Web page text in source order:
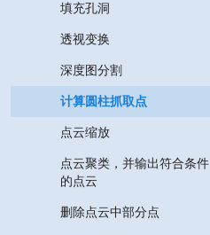
填充孔洞
透视变换
深度图分割
计算圆柱抓取点
点云缩放
点云聚类，并输出符合条件
的点云
删除点云中部分点